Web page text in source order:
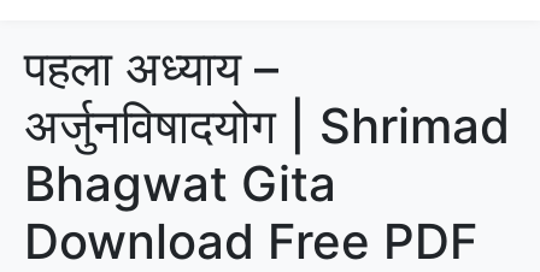
पहला अध्याय –
अर्जुनविषादयोग | Shrimad
Bhagwat Gita
Download Free PDF